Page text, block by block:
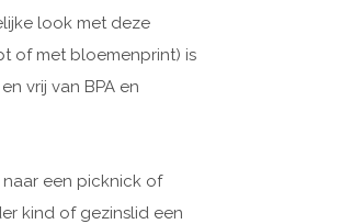
look met deze
of met bloemenprint) is
vrij van BPA en
een picknick of
kind of gezinslid een